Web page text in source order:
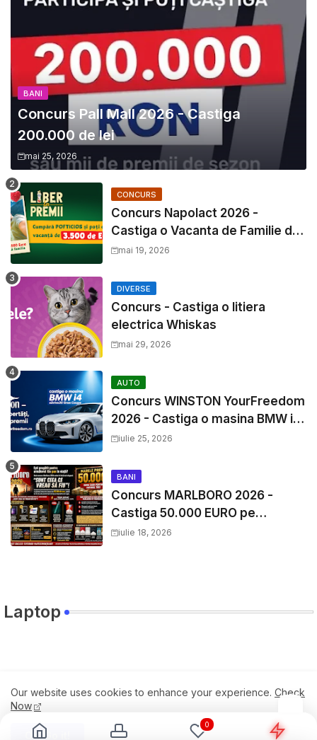
BANI
Concurs Pall Mall 2026 - Castiga
200.000 de lei
mai 25, 2026
CONCURS
Concurs Napolact 2026 -
Castiga o Vacanta de Familie de
3500 Euro
mai 19, 2026
DIVERSE
Concurs - Castiga o litiera
electrica Whiskas
mai 29, 2026
AUTO
Concurs WINSTON YourFreedom
2026 - Castiga o masina BMW i4
si mii de premii cash
iulie 25, 2026
BANI
Concurs MARLBORO 2026 -
Castiga 50.000 EURO pe
YourDecision.ro
iulie 18, 2026
Laptop
0
Travel
Our website uses cookies to enhance your experience. Check
Now
Ok, Go it!